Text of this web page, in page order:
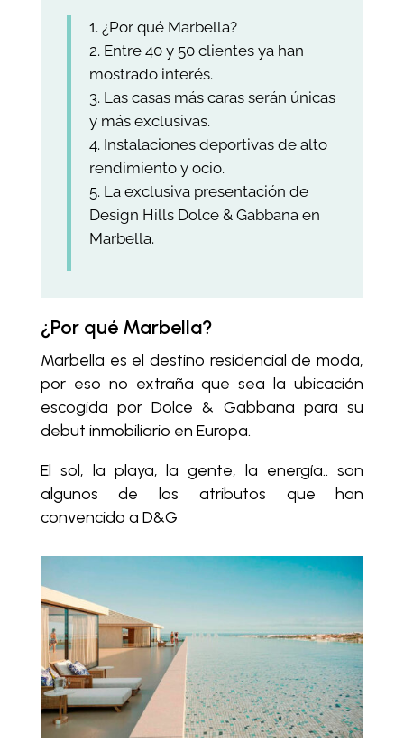
¿Por qué Marbella?
Entre 40 y 50 clientes ya han
mostrado interés.
Las casas más caras serán únicas
y más exclusivas.
Instalaciones deportivas de alto
rendimiento y ocio.
La exclusiva presentación de
Design Hills Dolce & Gabbana en
Marbella.
¿Por qué Marbella?
Marbella es el destino residencial de moda,
por eso no extraña que sea la ubicación
escogida por Dolce & Gabbana para su
debut inmobiliario en Europa.
El sol, la playa, la gente, la energía.. son
algunos de los atributos que han
convencido a D&G